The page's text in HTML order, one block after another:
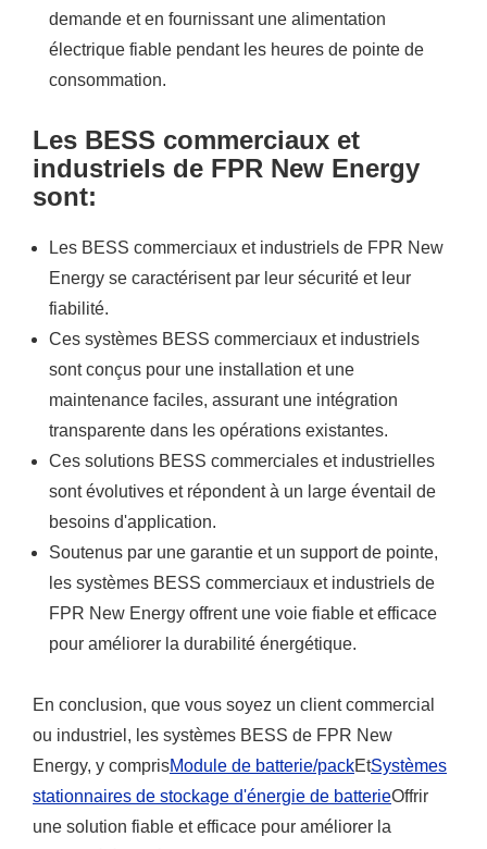
demande et en fournissant une alimentation
électrique fiable pendant les heures de pointe de
consommation.
Les BESS commerciaux et
industriels de FPR New Energy
sont:
Les BESS commerciaux et industriels de FPR New
Energy se caractérisent par leur sécurité et leur
fiabilité.
Ces systèmes BESS commerciaux et industriels
sont conçus pour une installation et une
maintenance faciles, assurant une intégration
transparente dans les opérations existantes.
Ces solutions BESS commerciales et industrielles
sont évolutives et répondent à un large éventail de
besoins d'application.
Soutenus par une garantie et un support de pointe,
les systèmes BESS commerciaux et industriels de
FPR New Energy offrent une voie fiable et efficace
pour améliorer la durabilité énergétique.
En conclusion, que vous soyez un client commercial
ou industriel, les systèmes BESS de FPR New
Energy, y comprisModule de batterie/packEtSystèmes
stationnaires de stockage d'énergie de batterieOffrir
une solution fiable et efficace pour améliorer la